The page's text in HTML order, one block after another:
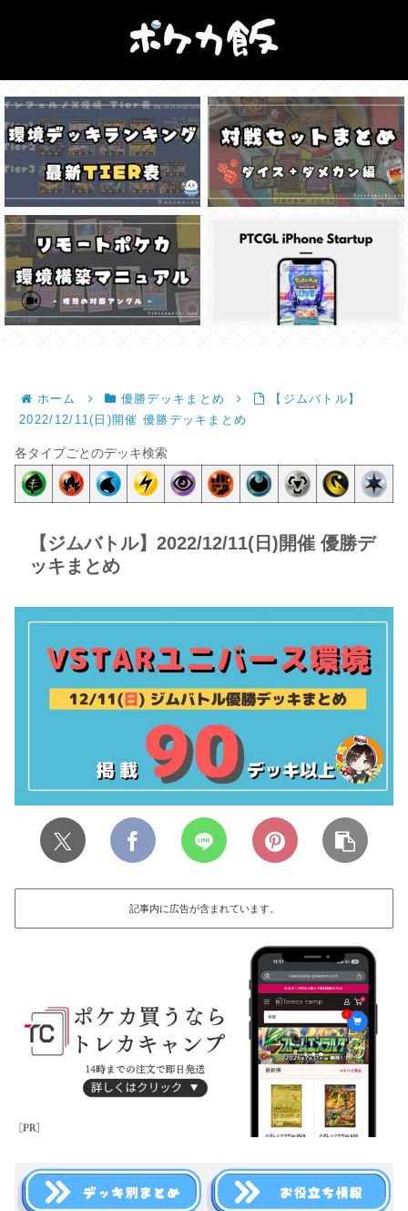
ホーム 優勝デッキまとめ
【ジムバトル】
2022/12/11(日)開催 優勝デッキまとめ
各タイプごとのデッキ検索
【ジムバトル】2022/12/11(日)開催 優勝デ
ッキまとめ
記事内に広告が含まれています。